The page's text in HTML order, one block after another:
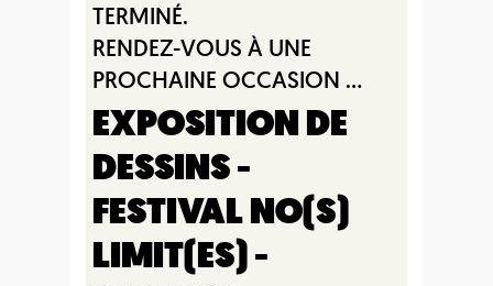
TERMINÉ.
RENDEZ-VOUS À UNE
PROCHAINE OCCASION ...
EXPOSITION DE
DESSINS -
FESTIVAL NO(S)
LIMIT(ES) -